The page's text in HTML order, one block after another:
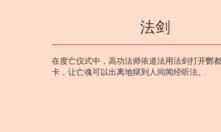
法剑
在度亡仪式中，高功法师依道法用法剑打开酆
卡，让亡魂可以出离地狱到人间闻经听法。